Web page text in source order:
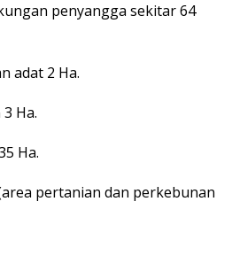
penyangga sekitar 64
adat 2 Ha.
Ha.
Ha.
pertanian dan perkebunan